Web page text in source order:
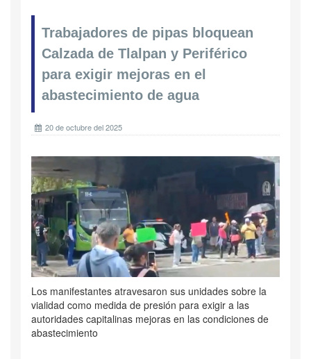
Trabajadores de pipas bloquean
Calzada de Tlalpan y Periférico
para exigir mejoras en el
abastecimiento de agua
20 de octubre del 2025
Los manifestantes atravesaron sus unidades sobre la
vialidad como medida de presión para exigir a las
autoridades capitalinas mejoras en las condiciones de
abastecimiento